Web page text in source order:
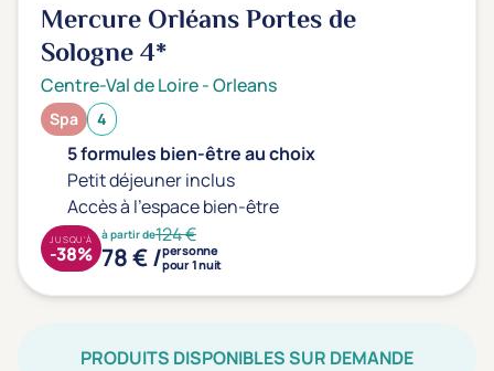
Mercure Orléans Portes de
Sologne4*
Centre-Val de Loire-Orleans
Spa 4
5 formules bien-être au choix
Petit déjeuner inclus
Accès à l'espace bien-être
à partir de124 €
78 € /personne
pour 1 nuit
JUSQU'À
-38%
PRODUITS DISPONIBLES SUR DEMANDE